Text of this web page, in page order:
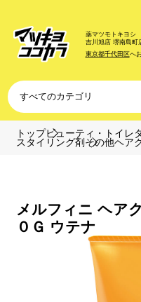
薬マツモトキヨシ
吉川旭店 堺南島町
東京都千代田区へ
トップビューティ・トイレ
スタイリング剤 その他ヘア
メルフィニ ヘア
０Ｇ ウテナ